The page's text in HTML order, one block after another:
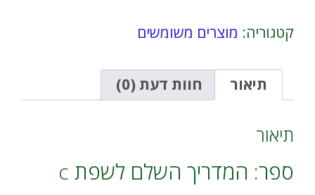
השלם
לשפת
מהדורה
.
C
מהיסוד
r
n
t
i
v
קטגוריה: מוצרים משומשים
תיאור חוות דעת (0)
תיאור
ספר: המדריך השלם לשפת c